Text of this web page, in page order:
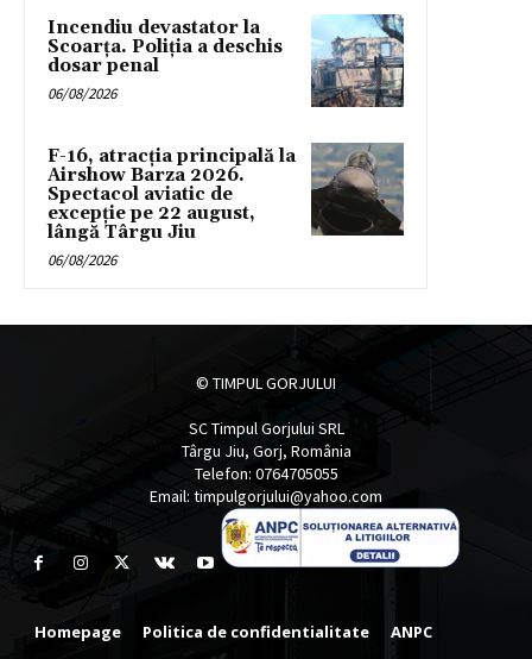
Incendiu devastator la
Scoarța. Poliția a deschis
dosar penal
06/08/2026
F-16, atracția principală la
Airshow Barza 2026.
Spectacol aviatic de
excepție pe 22 august,
lângă Târgu Jiu
06/08/2026
© TIMPUL GORJULUI
SC Timpul Gorjului SRL
Târgu Jiu, Gorj, România
Telefon: 0764705055
Email: timpulgorjului@yahoo.com
Homepage Politica de confidentialitate ANPC